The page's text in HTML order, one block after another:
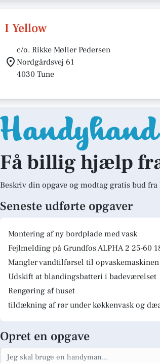
I Yellow
c/o. Rikke Møller Pedersen
Nordgårdsvej 61
4030 Tune
Få billig hjælp
Beskriv din opgave og modtag gratis bud
Seneste udførte opgaver
Montering af ny bordplade med vask
Fejlmelding på Grundfos ALPHA 2 25-60
Mangler vandtilførsel til opvaskemaskinen
Udskift at blandingsbatteri i badeværelset
Rengøring af huset
tildækning af rør under køkkenvask og
Opret en opgave